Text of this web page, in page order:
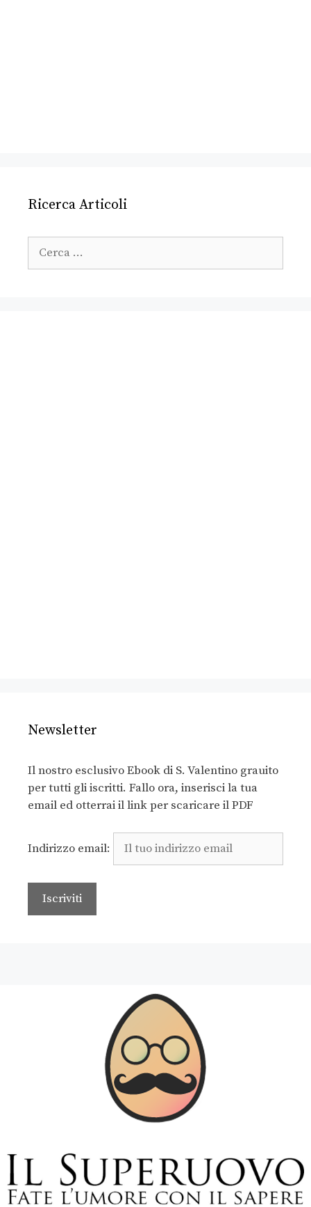
Ricerca Articoli
Newsletter
Il nostro esclusivo Ebook di S. Valentino grauito
per tutti gli iscritti. Fallo ora, inserisci la tua
email ed otterrai il link per scaricare il PDF
Indirizzo email: